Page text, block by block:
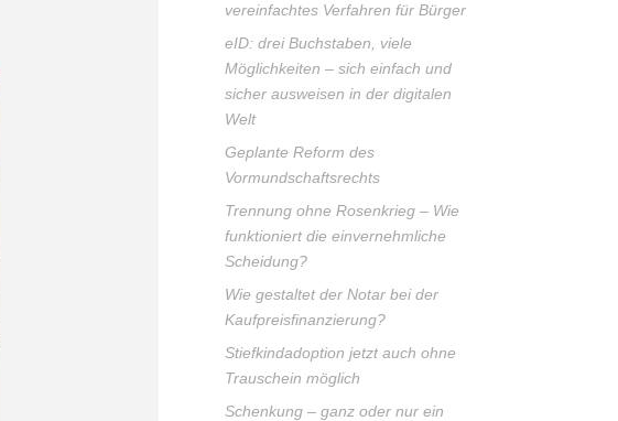
vereinfachtes Verfahren für Bürger
eID: drei Buchstaben, viele
Möglichkeiten – sich einfach und
sicher ausweisen in der digitalen
Welt
Geplante Reform des
Vormundschaftsrechts
Trennung ohne Rosenkrieg – Wie
funktioniert die einvernehmliche
Scheidung?
Wie gestaltet der Notar bei der
Kaufpreisfinanzierung?
Stiefkindadoption jetzt auch ohne
Trauschein möglich
Schenkung – ganz oder nur ein